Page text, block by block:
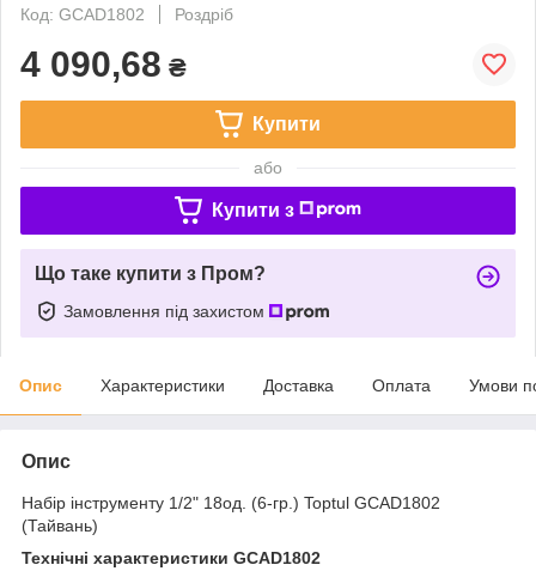
Код: GCAD1802
Роздріб
4 090,68 ₴
Купити
або
Купити з
Що таке купити з Пром?
Замовлення під захистом
Опис Характеристики Доставка Оплата Умови
Опис
Набір інструменту 1/2" 18од. (6-гр.) Toptul GCAD1802
(Тайвань)
Технічні характеристики GCAD1802